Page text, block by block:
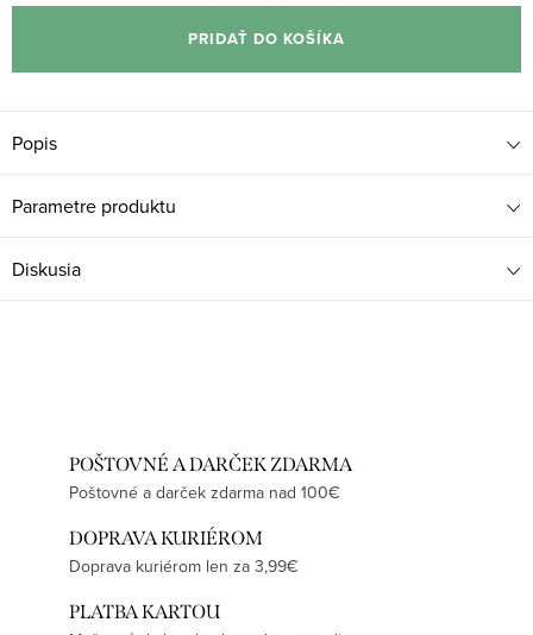
cena:
PRIDAŤ DO KOŠÍKA
Popis
Parametre produktu
Diskusia
POŠTOVNÉ A DARČEK ZDARMA
Poštovné a darček zdarma nad 100€
DOPRAVA KURIÉROM
Doprava kuriérom len za 3,99€
PLATBA KARTOU